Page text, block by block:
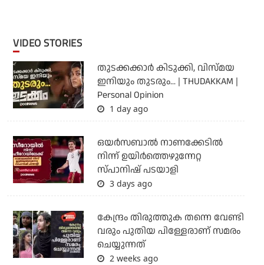
VIDEO STORIES
തുടക്കക്കാര്‍ കിടുക്കി, വിസ്മയ
ഇനിയും തുടരും... | THUDAKKAM |
Personal Opinion
1 day ago
ഒയര്‍സബാൽ നാണക്കേടിൽ
നിന്ന് ഉയിർത്തെഴുന്നേറ്റ
സ്പാനിഷ് പടയാളി
3 days ago
കേന്ദ്രം തിരുത്തുക തന്നെ വേണ്ടി
വരും പുതിയ പിള്ളേരാണ് സമരം
ചെയ്യുന്നത്
2 weeks ago